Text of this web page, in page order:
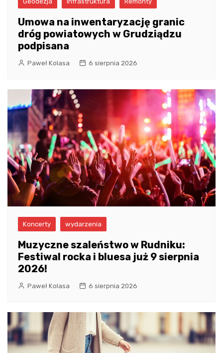
Umowa na inwentaryzację granic
dróg powiatowych w Grudziądzu
podpisana
Paweł Kolasa 6 sierpnia 2026
Koncerty wydarzenia
Muzyczne szaleństwo w Rudniku:
Festiwal rocka i bluesa już 9 sierpnia
2026!
Paweł Kolasa 6 sierpnia 2026